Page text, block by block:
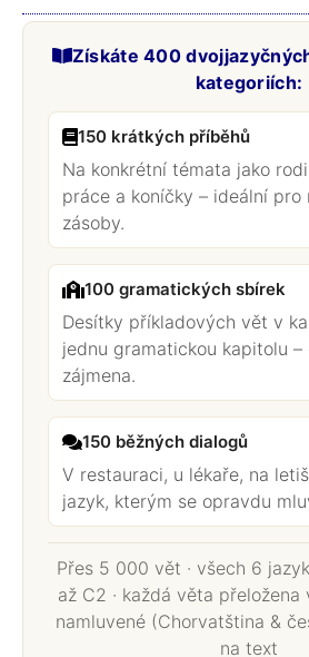
Získáte 400
kategoriích:
150 krátkých příběhů
Na konkrétní témata jako
práce a koníčky – ideální pro
zásoby.
100 gramatických sbírek
Desítky příkladových vět v
jednu gramatickou kapitolu –
zájmena.
150 běžných dialogů
V restauraci, u lékaře, na
jazyk, kterým se opravdu
Přes 5 000 vět · všech 6
až C2 · každá věta přeložena
namluvené (Chorvatština &
na text